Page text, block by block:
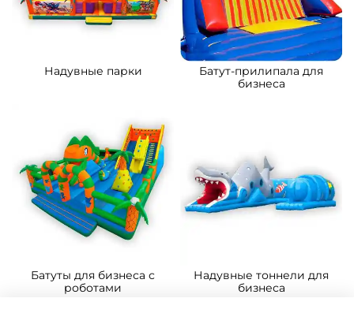
Надувные парки
Батут-прилипала для
бизнеса
Батуты для бизнеса с
роботами
Надувные тоннели для
бизнеса